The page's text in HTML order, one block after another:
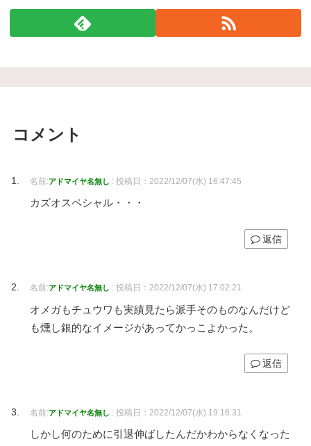
コメント
名前:アドマイヤ名無し : 投稿日：2022/12/07(水) 16:47:45
カズオスペシャル・・・
返信
名前:アドマイヤ名無し : 投稿日：2022/12/07(水) 17:02:21
オメガもチュウワも実績見たら派手そのものなんだけど
も燻し銀的なイメージがあってかっこよかった。
返信
名前:アドマイヤ名無し : 投稿日：2022/12/07(水) 19:16:31
しかし何のために引退伸ばしたんだかわからなくなった